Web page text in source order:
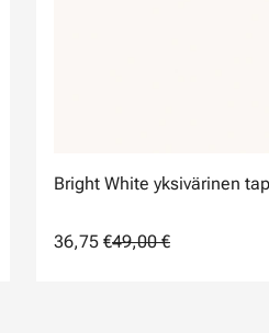
Bright White yksivärinen
36,75 €49,00 €